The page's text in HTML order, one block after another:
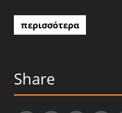
περισσότερα
Share